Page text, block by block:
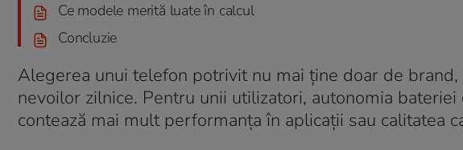
Ce modele merită luate în calcul
Concluzie
Alegerea unui telefon potrivit nu mai ține doar de
nevoilor zilnice. Pentru unii utilizatori, autonomia
contează mai mult performanța în aplicații sau calitatea